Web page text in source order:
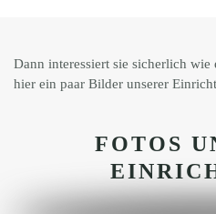
Dann interessiert sie sicherlich wie
hier ein paar Bilder unserer
FOTOS